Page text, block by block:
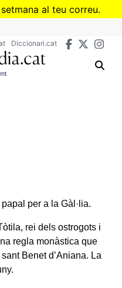
al teu correu.
de Divulcat
Diccionari.cat
per a la Gàl·lia.
rei dels ostrogots i
regla monàstica que
Benet d’Aniana. La